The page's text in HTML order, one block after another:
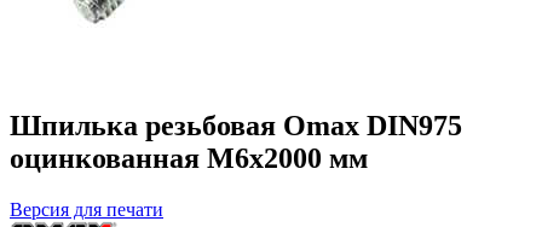
Шпилька резьбовая Omax DIN975
оцинкованная М6х2000 мм
Версия для печати